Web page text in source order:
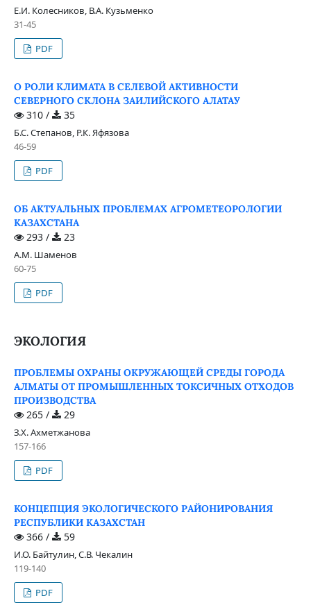
Е.И. Колесников, В.А. Кузьменко
31-45
PDF
О РОЛИ КЛИМАТА В СЕЛЕВОЙ АКТИВНОСТИ
СЕВЕРНОГО СКЛОНА ЗАИЛИЙСКОГО АЛАТАУ
310 / 35
Б.С. Степанов, Р.К. Яфязова
46-59
PDF
ОБ АКТУАЛЬНЫХ ПРОБЛЕМАХ АГРОМЕТЕОРОЛОГИИ
КАЗАХСТАНА
293 / 23
А.М. Шаменов
60-75
PDF
ЭКОЛОГИЯ
ПРОБЛЕМЫ ОХРАНЫ ОКРУЖАЮЩЕЙ СРЕДЫ ГОРОДА
АЛМАТЫ ОТ ПРОМЫШЛЕННЫХ ТОКСИЧНЫХ ОТХОДОВ
ПРОИЗВОДСТВА
265 / 29
З.Х. Ахметжанова
157-166
PDF
КОНЦЕПЦИЯ ЭКОЛОГИЧЕСКОГО РАЙОНИРОВАНИЯ
РЕСПУБЛИКИ КАЗАХСТАН
366 / 59
И.О. Байтулин, С.В. Чекалин
119-140
PDF